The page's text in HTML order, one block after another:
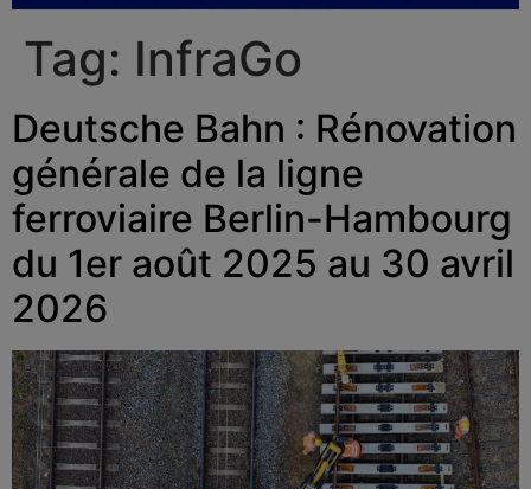
Tag: InfraGo
Deutsche Bahn : Rénovation
générale de la ligne
ferroviaire Berlin-Hambourg
du 1er août 2025 au 30 avril
2026